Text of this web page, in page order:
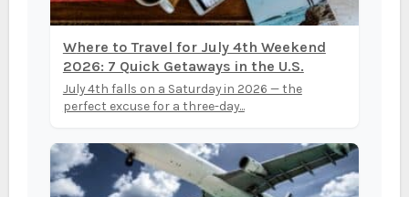
Where to Travel for July 4th Weekend
2026: 7 Quick Getaways in the U.S.
July 4th falls on a Saturday in 2026 — the
perfect excuse for a three-day...